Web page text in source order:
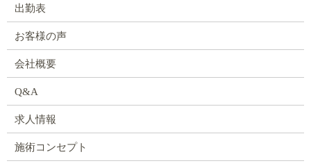
出勤表
お客様の声
会社概要
Q&A
求人情報
施術コンセプト